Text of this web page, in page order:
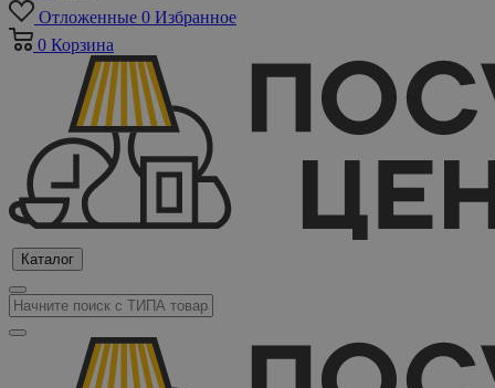
Отложенные 0 Избранное
0 Корзина
Каталог